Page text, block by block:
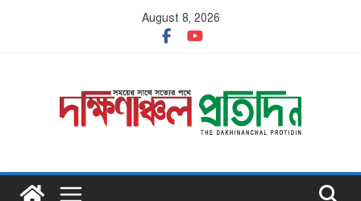
August 8, 2026